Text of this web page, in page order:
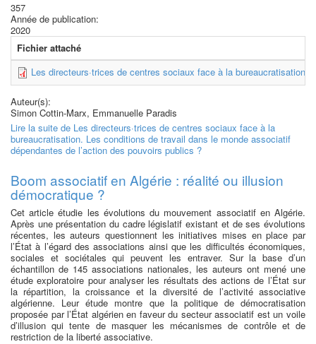
357
Année de publication:
2020
Fichier attaché
Les directeurs·trices de centres sociaux face à la
Auteur(s):
Simon Cottin-Marx, Emmanuelle Paradis
Lire la suite de Les directeurs·trices de centres sociaux face à la
bureaucratisation. Les conditions de travail dans le monde associatif
dépendantes de l’action des pouvoirs publics ?
Boom associatif en Algérie : réalité ou illusion
démocratique ?
Cet article étudie les évolutions du mouvement associatif en Algérie.
Après une présentation du cadre législatif existant et de ses évolutions
récentes, les auteurs questionnent les initiatives mises en place par
l’État à l’égard des associations ainsi que les difficultés économiques,
sociales et sociétales qui peuvent les entraver. Sur la base d’un
échantillon de 145 associations nationales, les auteurs ont mené une
étude exploratoire pour analyser les résultats des actions de l’État sur
la répartition, la croissance et la diversité de l’activité associative
algérienne. Leur étude montre que la politique de démocratisation
proposée par l’État algérien en faveur du secteur associatif est un voile
d’illusion qui tente de masquer les mécanismes de contrôle et de
restriction de la liberté associative.